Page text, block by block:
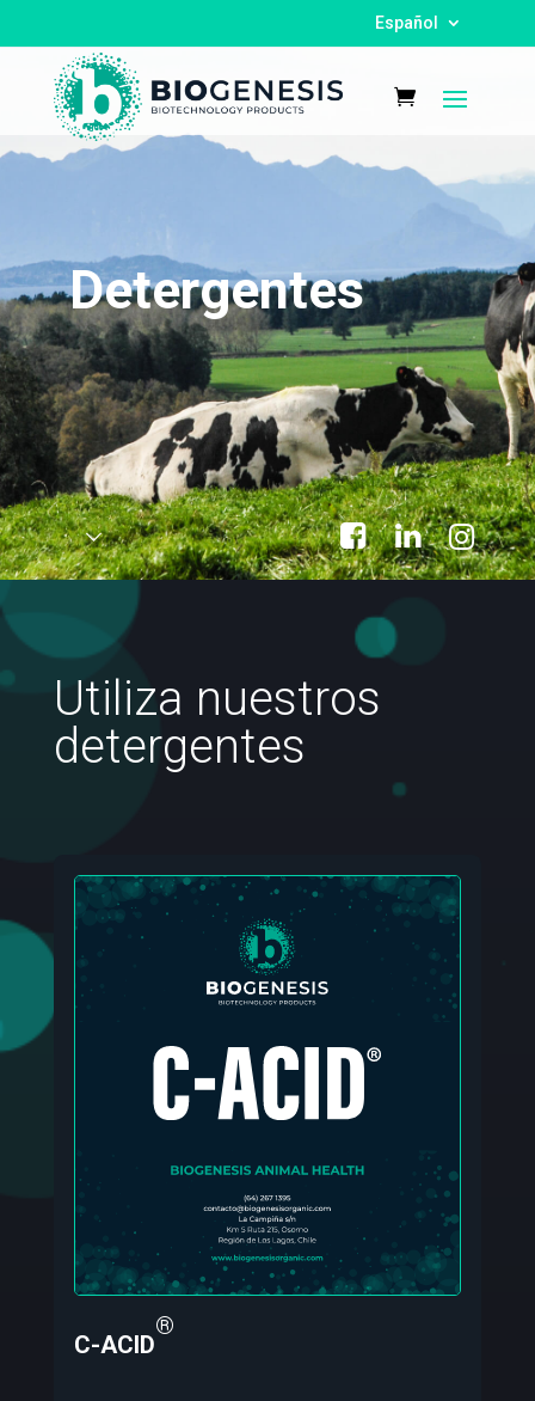
Español
Detergentes
Utiliza nuestros
detergentes
C-ACID
®